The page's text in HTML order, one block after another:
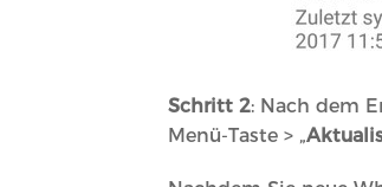
Schritt 2: Nach dem
Menü-Taste > „